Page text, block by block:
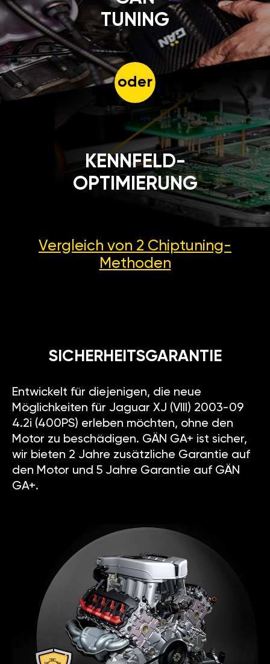
TUNING
oder
KENNFELD-
OPTIMIERUNG
Vergleich von 2 Chiptuning-
Methoden
SICHERHEITSGARANTIE
Entwickelt für diejenigen, die neue
Möglichkeiten für Jaguar XJ (VIII) 2003-09
4.2i (400PS) erleben möchten, ohne den
Motor zu beschädigen. GÄN GA+ ist sicher,
wir bieten 2 Jahre zusätzliche Garantie auf
den Motor und 5 Jahre Garantie auf GÄN
GA+.